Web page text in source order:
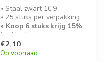
» Staal zwart 10.9
» 25 stuks per verpakking
» Koop 6 stuks krijg 15%
korting!
€2,10
Op voorraad